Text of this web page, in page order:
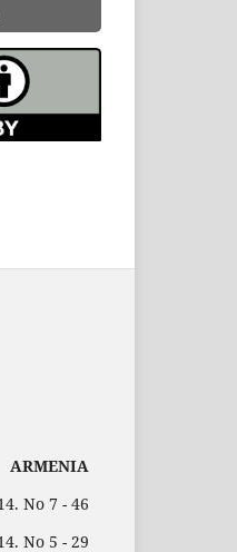
ARMENIA
No 7 - 46
No 5 - 29